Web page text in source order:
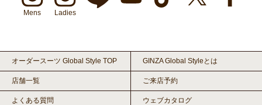
Mens Ladies
オーダースーツ Global Style TOP GINZA Global Styleとは
店舗一覧 ご来店予約
よくある質問 ウェブカタログ